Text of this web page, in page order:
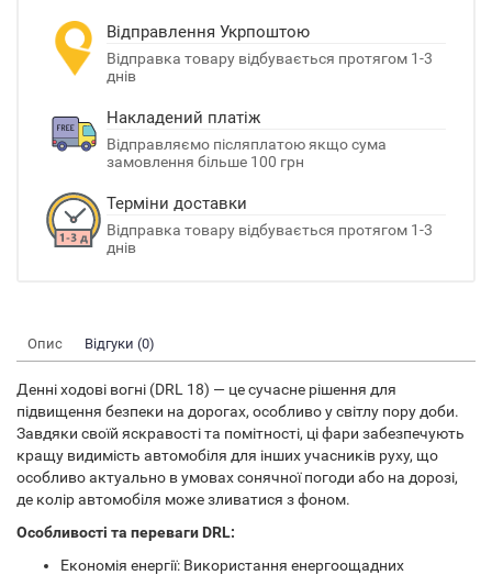
Відправлення Укрпоштою
Відправка товару відбувається протягом 1-3
днів
Накладений платіж
Відправляємо післяплатою якщо сума
замовлення більше 100 грн
Терміни доставки
Відправка товару відбувається протягом 1-3
днів
Опис Відгуки (0)
Денні ходові вогні (DRL 18) — це сучасне рішення для
підвищення безпеки на дорогах, особливо у світлу пору доби.
Завдяки своїй яскравості та помітності, ці фари забезпечують
кращу видимість автомобіля для інших учасників руху, що
особливо актуально в умовах сонячної погоди або на дорозі,
де колір автомобіля може зливатися з фоном.
Особливості та переваги DRL:
Економія енергії: Використання енергоощадних